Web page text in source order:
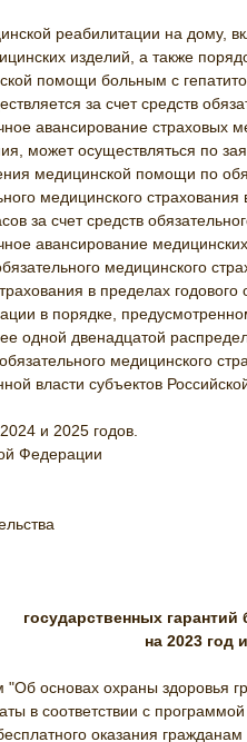
реабилитации на
изделий, а также
помощи больным с
за счет средств
авансирование
может осуществляться по
медицинской помощи по
медицинского
за счет средств
авансирование
медицинского
в пределах
в порядке,
одной двенадцатой
медицинского
власти субъектов
и 2025 годов.
Федерации
государственных
на 2023 год
"Об основах охраны
в соответствии с
оказания